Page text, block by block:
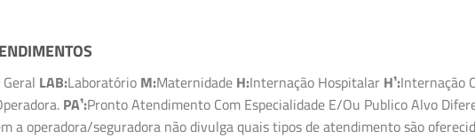
LAB:Laboratório M:Maternidade H:Internação Hospitalar H¹:Internação
PA¹:Pronto Atendimento Com Especialidade E/Ou Publico Alvo
a operadora/seguradora não divulga quais tipos de atendimento são